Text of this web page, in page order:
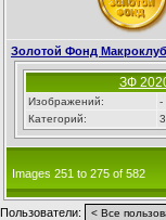
Золотой Фонд
ЗФ
Изображений:
-
Категорий:
3
Images 251 to 275 of 582
Пользователи: